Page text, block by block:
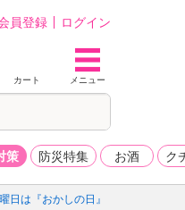
員登録 ログイン
カート メニュー
策 防災特集 お酒 ク
日は『おかしの日』